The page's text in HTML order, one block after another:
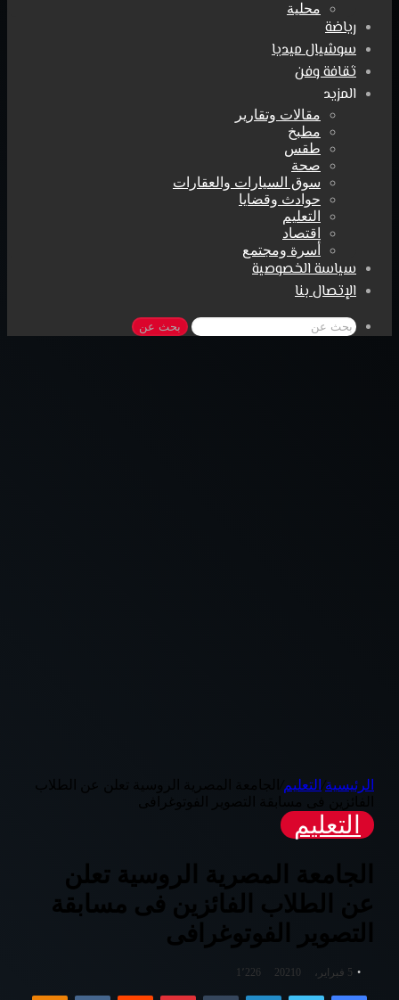
محلية
رياضة
سوشيال ميديا
ثقافة وفن
المزيد
مقالات وتقارير
مطبخ
طقس
صحة
سوق السيارات والعقارات
حوادث وقضايا
التعليم
اقتصاد
أسرة ومجتمع
سياسة الخصوصية
الإتصال بنا
بحث عن
الرئيسية التعليم
الجامعة المصرية الروسية تعلن عن الطلاب
التعليم
الجامعة المصرية الروسية تعلن
عن الطلاب الفائزين فى مسابقة
التصوير الفوتوغرافى
5 فبراير، 2021 0